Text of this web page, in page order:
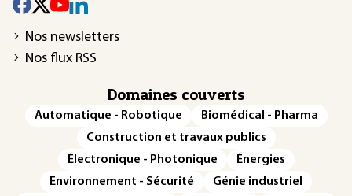
Nos newsletters
Nos flux RSS
Domaines couverts
Automatique - Robotique
Biomédical - Pharma
Construction et travaux publics
Électronique - Photonique
Énergies
Environnement - Sécurité
Génie industriel